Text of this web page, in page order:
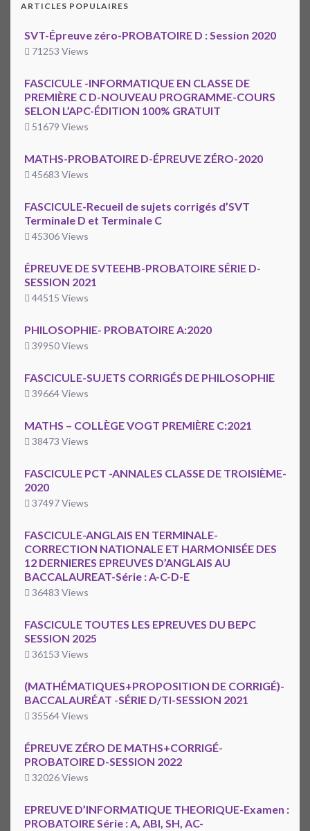
ARTICLES POPULAIRES
SVT-Épreuve zéro-PROBATOIRE D : Session 2020
71253 Views
FASCICULE -INFORMATIQUE EN CLASSE DE
PREMIÈRE C D-NOUVEAU PROGRAMME-COURS
SELON L’APC-ÉDITION 100% GRATUIT
51679 Views
MATHS-PROBATOIRE D-ÉPREUVE ZÉRO-2020
45683 Views
FASCICULE-Recueil de sujets corrigés d’SVT
Terminale D et Terminale C
45306 Views
ÉPREUVE DE SVTEEHB-PROBATOIRE SÉRIE D-
SESSION 2021
44515 Views
PHILOSOPHIE- PROBATOIRE A:2020
39950 Views
FASCICULE-SUJETS CORRIGÉS DE PHILOSOPHIE
39664 Views
MATHS – COLLÈGE VOGT PREMIÈRE C:2021
38473 Views
FASCICULE PCT -ANNALES CLASSE DE TROISIÈME-
2020
37497 Views
FASCICULE-ANGLAIS EN TERMINALE-
CORRECTION NATIONALE ET HARMONISÉE DES
12 DERNIERES EPREUVES D’ANGLAIS AU
BACCALAUREAT-Série : A-C-D-E
36483 Views
FASCICULE TOUTES LES EPREUVES DU BEPC
SESSION 2025
36153 Views
(MATHÉMATIQUES+PROPOSITION DE CORRIGÉ)-
BACCALAURÉAT -SÉRIE D/TI-SESSION 2021
35564 Views
ÉPREUVE ZÉRO DE MATHS+CORRIGÉ-
PROBATOIRE D-SESSION 2022
32026 Views
EPREUVE D’INFORMATIQUE THEORIQUE-Examen :
PROBATOIRE Série : A, ABI, SH, AC-